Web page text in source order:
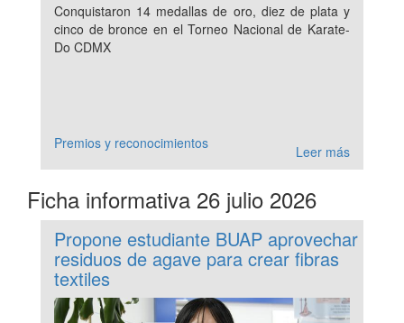
Conquistaron 14 medallas de oro, diez de plata y
cinco de bronce en el Torneo Nacional de Karate-
Do CDMX
Premios y reconocimientos Leer más
Ficha informativa 26 julio 2026
Propone estudiante BUAP aprovechar
residuos de agave para crear fibras
textiles